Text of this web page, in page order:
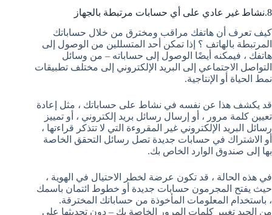
8.نشاط غير عادي على أي حسابات مرتبطة بالجهاز
كيف تعرف أن هاتفك مراقب ومخترق من خلال حساباتك
المرتبطة بالهاتف ؟ إذا تمكن أحد المتسللين من الوصول إلى
هاتفك ، فيمكنه أيضًا الوصول إلى حساباته – من وسائل
التواصل الاجتماعي إلى البريد الإلكتروني إلى مختلف تطبيقات
نمط الحياة أو الإنتاجية.
قد يكشف هذا عن نفسه في نشاط على حساباتك ، مثل إعادة
تعيين كلمة مرور ، أو إرسال رسائل بريد إلكتروني ، أو تمييز
رسائل البريد الإلكتروني غير المقروءة التي لا تتذكر قراءتها ،
أو الاشتراك في حسابات جديدة تصل رسائل التحقق الخاصة
بها إلى صندوق الوارد الخاص بك.
في هذه الحالة ، قد تكون عرضة لخطر الاحتيال في الهوية ،
حيث يفتح المجرمون حسابات جديدة أو خطوط ائتمان باسمك
، باستخدام المعلومات المأخوذة من حساباتك المخترقة.
من الجيد تغيير كلمات المرور الخاصة بك – دون تحديثها على